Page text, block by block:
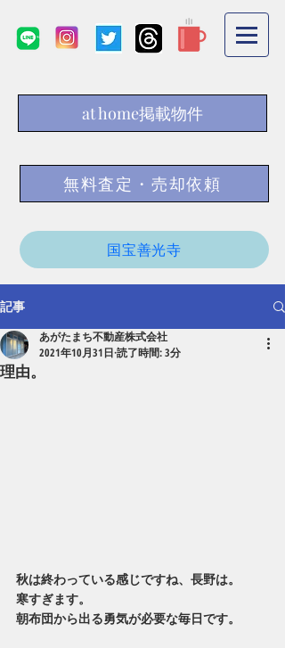
at home掲載物件
無料査定・売却依頼
国宝善光寺
記事
理由。
あがたまち不動産株式会社
2021年10月31日 読了時間: 3分
秋は終わっている感じですね、長野は。
寒すぎます。
朝布団から出る勇気が必要な毎日です。